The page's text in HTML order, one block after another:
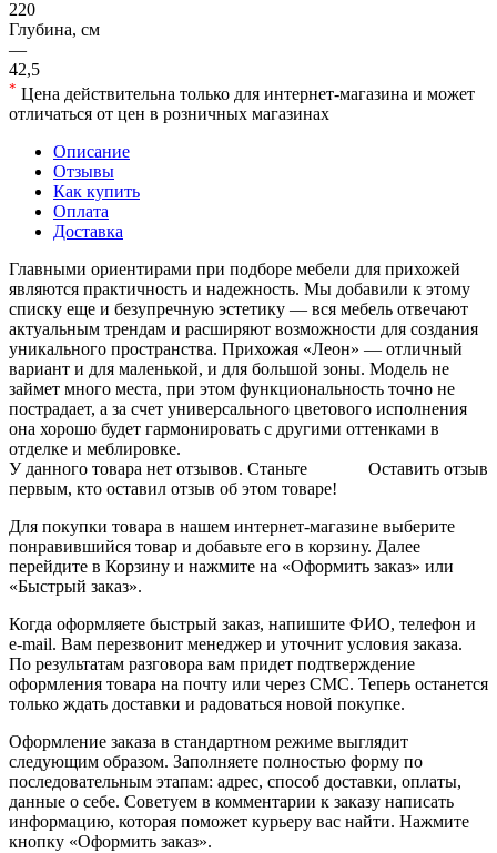
220
Глубина, см
—
42,5
* Цена действительна только для интернет-магазина и может
отличаться от цен в розничных магазинах
Описание
Отзывы
Как купить
Оплата
Доставка
Главными ориентирами при подборе мебели для прихожей
являются практичность и надежность. Мы добавили к этому
списку еще и безупречную эстетику — вся мебель отвечают
актуальным трендам и расширяют возможности для создания
уникального пространства. Прихожая «Леон» — отличный
вариант и для маленькой, и для большой зоны. Модель не
займет много места, при этом функциональность точно не
пострадает, а за счет универсального цветового исполнения
она хорошо будет гармонировать с другими оттенками в
отделке и меблировке.
Оставить отзыв
У данного товара нет отзывов. Станьте
первым, кто оставил отзыв об этом товаре!
Для покупки товара в нашем интернет-магазине выберите
понравившийся товар и добавьте его в корзину. Далее
перейдите в Корзину и нажмите на «Оформить заказ» или
«Быстрый заказ».
Когда оформляете быстрый заказ, напишите ФИО, телефон и
e-mail. Вам перезвонит менеджер и уточнит условия заказа.
По результатам разговора вам придет подтверждение
оформления товара на почту или через СМС. Теперь останется
только ждать доставки и радоваться новой покупке.
Оформление заказа в стандартном режиме выглядит
следующим образом. Заполняете полностью форму по
последовательным этапам: адрес, способ доставки, оплаты,
данные о себе. Советуем в комментарии к заказу написать
информацию, которая поможет курьеру вас найти. Нажмите
кнопку «Оформить заказ».